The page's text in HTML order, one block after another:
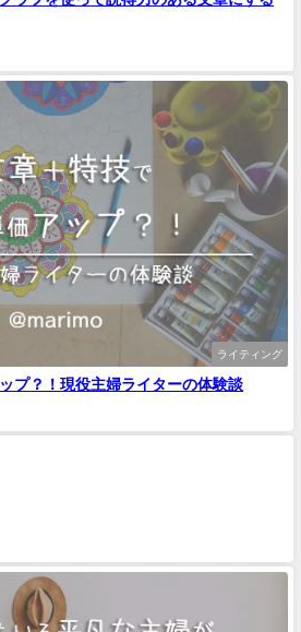
ライティング
プ？！現役主婦ライターの体験談